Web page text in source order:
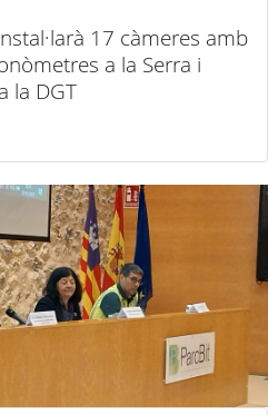
17 càmeres amb
a la Serra i
la DGT